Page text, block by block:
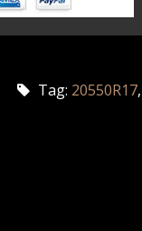
Tag: 20550R17